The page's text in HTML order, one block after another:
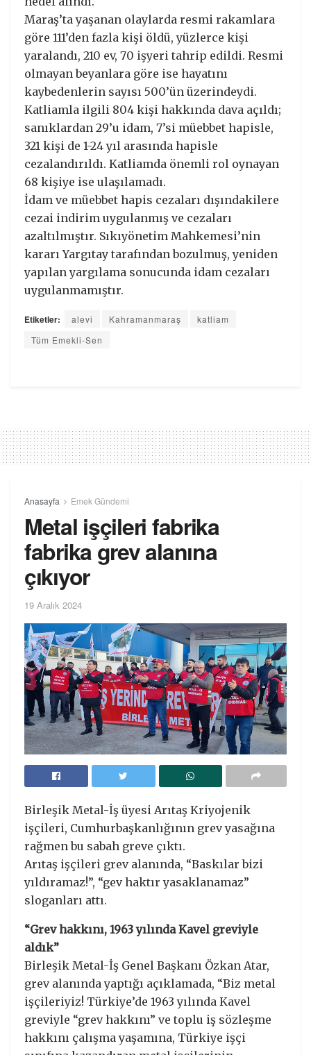
Maraş’ta yaşanan olaylarda resmi rakamlara
göre 111’den fazla kişi öldü, yüzlerce kişi
yaralandı, 210 ev, 70 işyeri tahrip edildi. Resmi
olmayan beyanlara göre ise hayatını
kaybedenlerin sayısı 500’ün üzerindeydi.
Katliamla ilgili 804 kişi hakkında dava açıldı;
sanıklardan 29’u idam, 7’si müebbet hapisle,
321 kişi de 1-24 yıl arasında hapisle
cezalandırıldı. Katliamda önemli rol oynayan
68 kişiye ise ulaşılamadı.
İdam ve müebbet hapis cezaları dışındakilere
cezai indirim uygulanmış ve cezaları
azaltılmıştır. Sıkıyönetim Mahkemesi’nin
kararı Yargıtay tarafından bozulmuş, yeniden
yapılan yargılama sonucunda idam cezaları
uygulanmamıştır.
Etiketler: alevi Kahramanmaraş
katliam
Tüm Emekli-Sen
Anasayfa Emek Gündemi
Metal işçileri fabrika
fabrika grev alanına
çıkıyor
19 Aralık 2024
Birleşik Metal-İş üyesi Arıtaş Kriyojenik
işçileri, Cumhurbaşkanlığının grev yasağına
rağmen bu sabah greve çıktı.
Arıtaş işçileri grev alanında, “Baskılar bizi
yıldıramaz!”, “gev haktır yasaklanamaz”
sloganları attı.
“Grev hakkını, 1963 yılında Kavel greviyle
aldık”
Birleşik Metal-İş Genel Başkanı Özkan Atar,
grev alanında yaptığı açıklamada, “Biz metal
işçileriyiz! Türkiye’de 1963 yılında Kavel
greviyle “grev hakkını” ve toplu iş sözleşme
hakkını çalışma yaşamına, Türkiye işçi